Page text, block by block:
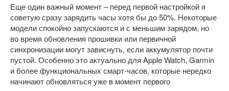
Еще один важный момент – перед первой настройкой я
советую сразу зарядить часы хотя бы до 50%. Некоторые
модели спокойно запускаются и с меньшим зарядом, но
во время обновления прошивки или первичной
синхронизации могут зависнуть, если аккумулятор почти
пустой. Особенно это актуально для Apple Watch, Garmin
и более функциональных смарт-часов, которые нередко
начинают обновляться уже в момент первого